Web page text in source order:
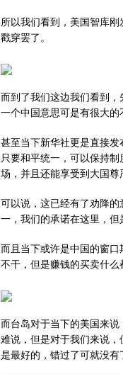
所以我们看到，美国智库
戳穿罢了。
而到了我们这边我们看到
一个中国意思可是有很大的
甚至当下新华社更是直接发
只要和平统一，可以保持
场，并且还能享受到大国尊
可以说，这已经有了劝降
一，我们的承诺在这里，但
而且当下或许是中国的窗
不干，但是赚钱的买卖什么
而台岛对于当下的美国来
难说，但是对于我们来说
是最好的，错过了可就没有